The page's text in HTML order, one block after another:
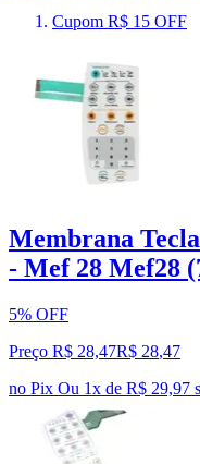
Cupom R$ 15 OFF
Membrana
- Mef 28 Mef28
5% OFF
Preço R$ 28,47R$ 28,47
no Pix Ou 1x de R$ 29,97